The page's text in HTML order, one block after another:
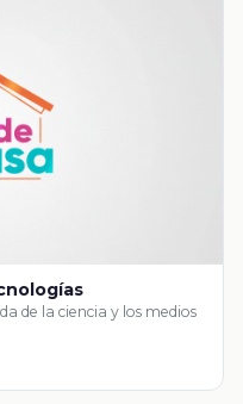
de la ciencia y los medios